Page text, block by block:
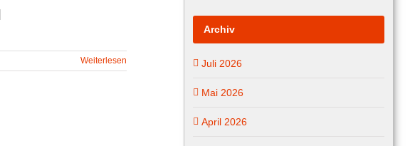
Weiterlesen
Archiv
Juli 2026
Mai 2026
April 2026